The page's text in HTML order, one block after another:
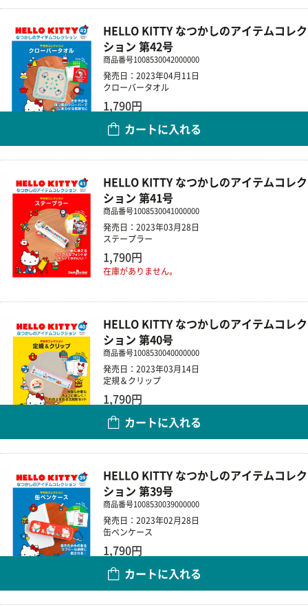
HELLO KITTY なつかしのアイテムコレク
ション 第42号
商品番号1008530042000000
発売日：2023年04月11日
クローバータオル
1,790円
カートに入れる
HELLO KITTY なつかしのアイテムコレク
ション 第41号
商品番号1008530041000000
発売日：2023年03月28日
ステープラー
1,790円
在庫がありません。
HELLO KITTY なつかしのアイテムコレク
ション 第40号
商品番号1008530040000000
発売日：2023年03月14日
定規＆クリップ
1,790円
カートに入れる
HELLO KITTY なつかしのアイテムコレク
ション 第39号
商品番号1008530039000000
発売日：2023年02月28日
缶ペンケース
1,790円
カートに入れる